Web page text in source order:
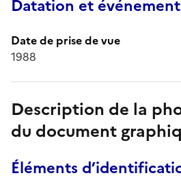
Datation et
Date de prise de vue
1988
Description de la
du document
Éléments